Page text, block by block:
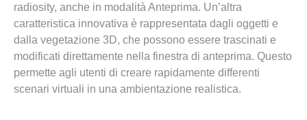
radiosity, anche in modalità Anteprima. Un’altra
caratteristica innovativa è rappresentata dagli oggetti e
dalla vegetazione 3D, che possono essere trascinati e
modificati direttamente nella finestra di anteprima. Questo
permette agli utenti di creare rapidamente differenti
scenari virtuali in una ambientazione realistica.